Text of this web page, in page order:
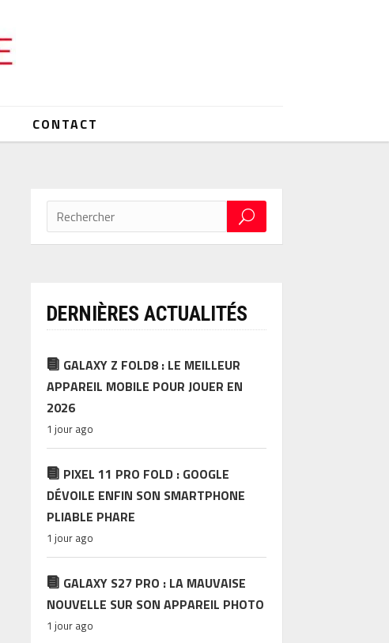
CONTACT
DERNIÈRES ACTUALITÉS
GALAXY Z FOLD8 : LE MEILLEUR
APPAREIL MOBILE POUR JOUER EN
2026
1 jour ago
PIXEL 11 PRO FOLD : GOOGLE
DÉVOILE ENFIN SON SMARTPHONE
PLIABLE PHARE
1 jour ago
GALAXY S27 PRO : LA MAUVAISE
NOUVELLE SUR SON APPAREIL PHOTO
1 jour ago